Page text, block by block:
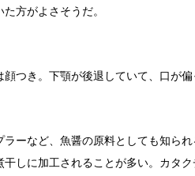
方がよさそうだ。
顔つき。下顎が後退していて、口が
ラーなど、魚醤の原料としても知ら
干しに加工されることが多い。カタ